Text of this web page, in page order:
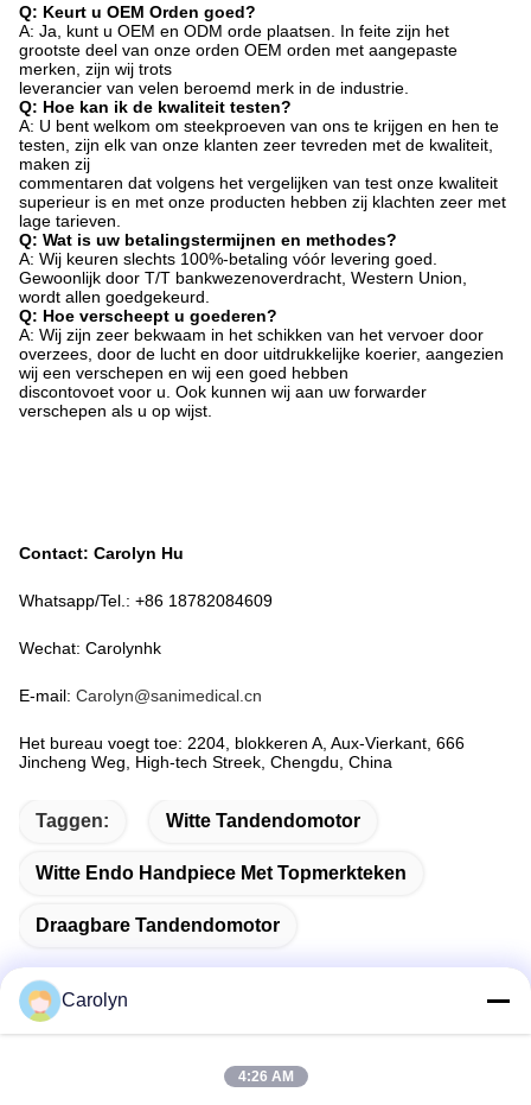
Q: Keurt u OEM Orden goed?
A: Ja, kunt u OEM en ODM orde plaatsen. In feite zijn het
grootste deel van onze orden OEM orden met aangepaste
merken, zijn wij trots
leverancier van velen beroemd merk in de industrie.
Q: Hoe kan ik de kwaliteit testen?
A: U bent welkom om steekproeven van ons te krijgen en hen te
testen, zijn elk van onze klanten zeer tevreden met de kwaliteit,
maken zij
commentaren dat volgens het vergelijken van test onze kwaliteit
superieur is en met onze producten hebben zij klachten zeer met
lage tarieven.
Q: Wat is uw betalingstermijnen en methodes?
A: Wij keuren slechts 100%-betaling vóór levering goed.
Gewoonlijk door T/T bankwezenoverdracht, Western Union,
wordt allen goedgekeurd.
Q: Hoe verscheept u goederen?
A: Wij zijn zeer bekwaam in het schikken van het vervoer door
overzees, door de lucht en door uitdrukkelijke koerier, aangezien
wij een verschepen en wij een goed hebben
discontovoet voor u. Ook kunnen wij aan uw forwarder
verschepen als u op wijst.
Contact: Carolyn Hu
Whatsapp/Tel.: +86 18782084609
Wechat: Carolynhk
E-mail: Carolyn@sanimedical.cn
Het bureau voegt toe: 2204, blokkeren A, Aux-Vierkant, 666
Jincheng Weg, High-tech Streek, Chengdu, China
Taggen: Witte Tandendomotor
Witte Endo Handpiece Met Topmerkteken
Draagbare Tandendomotor
Carolyn
4:26 AM